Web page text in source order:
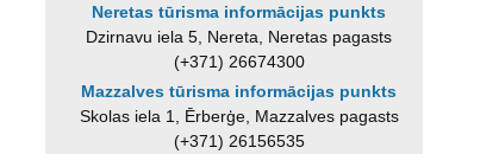
Neretas tūrisma informācijas punkts
Dzirnavu iela 5, Nereta, Neretas pagasts
(+371) 26674300
Mazzalves tūrisma informācijas punkts
Skolas iela 1, Ērberģe, Mazzalves pagasts
(+371) 26156535